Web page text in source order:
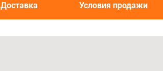
Доставка Условия продажи